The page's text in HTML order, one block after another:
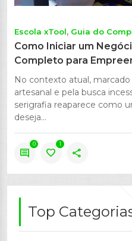
Escola xTool Guia do
Como Iniciar um
Completo para
No contexto atual,
artesanal e pela busca
serigrafia reaparece como
deseja...
comment
0
favorite
1
share
Top